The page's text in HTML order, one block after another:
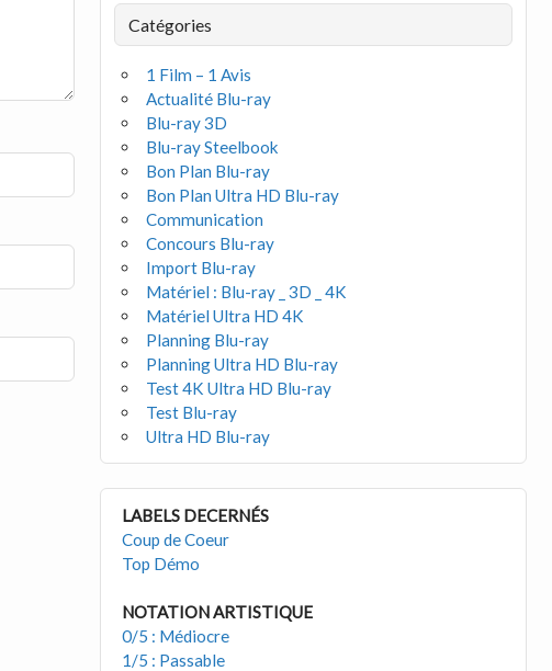
Catégories
1 Film – 1 Avis
Actualité Blu-ray
Blu-ray 3D
Blu-ray Steelbook
Bon Plan Blu-ray
Bon Plan Ultra HD Blu-ray
Communication
Concours Blu-ray
Import Blu-ray
Matériel : Blu-ray _ 3D _ 4K
Matériel Ultra HD 4K
Planning Blu-ray
Planning Ultra HD Blu-ray
Test 4K Ultra HD Blu-ray
Test Blu-ray
Ultra HD Blu-ray
LABELS DECERNÉS
Coup de Coeur
Top Démo
NOTATION ARTISTIQUE
0/5 : Médiocre
1/5 : Passable